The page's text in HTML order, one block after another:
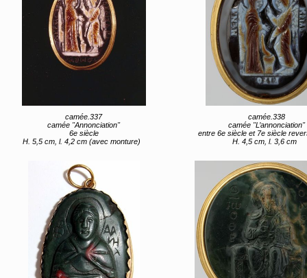
camée.337
camée "Annonciation"
6e siècle
H. 5,5 cm, l. 4,2 cm (avec monture)
camée.338
camée "L’annonciation"
entre 6e siècle et 7e siècle revers :
H. 4,5 cm, l. 3,6 cm